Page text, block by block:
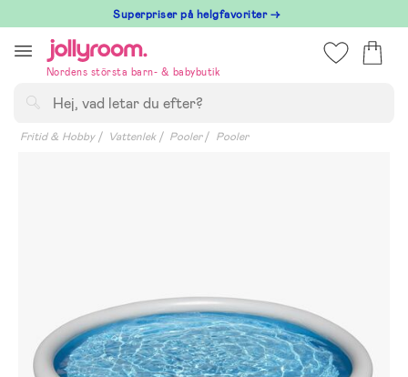
till
innehållet
Superpriser på helgfavoriter →
Nordens största barn- & babybutik
Fritid & Hobby Vattenlek Pooler Pooler